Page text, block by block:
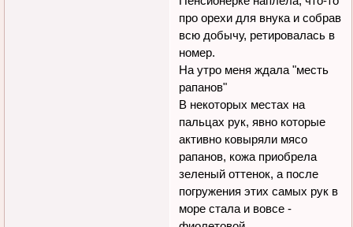
про орехи для внука и собрав
всю добычу, ретировалась в
номер.
На утро меня ждала "месть
рапанов"
В некоторых местах на
пальцах рук, явно которые
активно ковыряли мясо
рапанов, кожа приобрела
зеленый оттенок, а после
погружения этих самых рук в
море стала и вовсе -